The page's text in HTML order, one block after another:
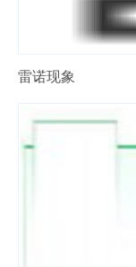
雷诺现象